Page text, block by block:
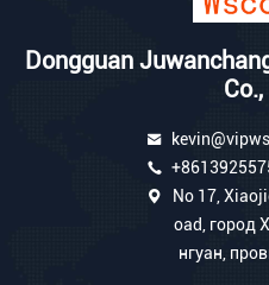
Dongguan
No 17,
oad, город
нгуан,